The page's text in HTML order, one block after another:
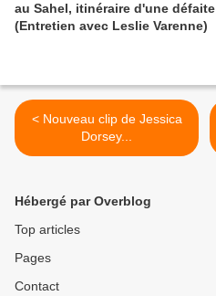
au Sahel, itinéraire d'une défaite
(Entretien avec Leslie Varenne)
< Nouveau clip de Jessica
Dorsey...
Hébergé par Overblog
Top articles
Pages
Contact